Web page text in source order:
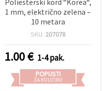
1 mm, električno zelena –
10 metara
SKU: 207078
1.00€ 1-4 pak.
POPUSTI
ZA KOLIČINU